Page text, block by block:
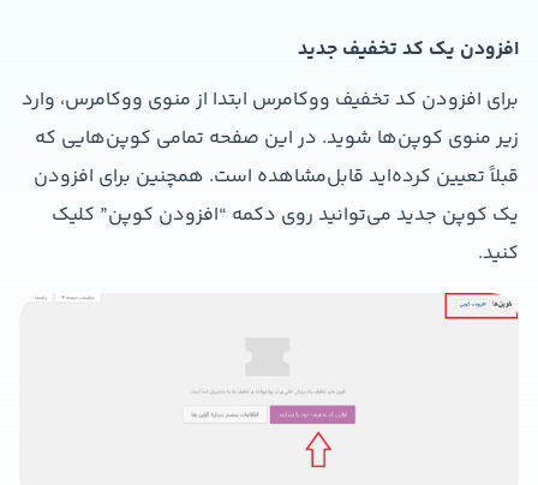
افزودن یک کد تخفیف جدید
برای افزودن کد تخفیف ووکامرس ابتدا از منوی ووکامرس، وارد
زیر منوی کوپن‌ها شوید. در این صفحه تمامی کوپن‌هایی که
قبلاً تعیین کرده‌اید قابل‌مشاهده است. همچنین برای افزودن
یک کوپن جدید می‌توانید روی دکمه “افزودن کوپن” کلیک
کنید.